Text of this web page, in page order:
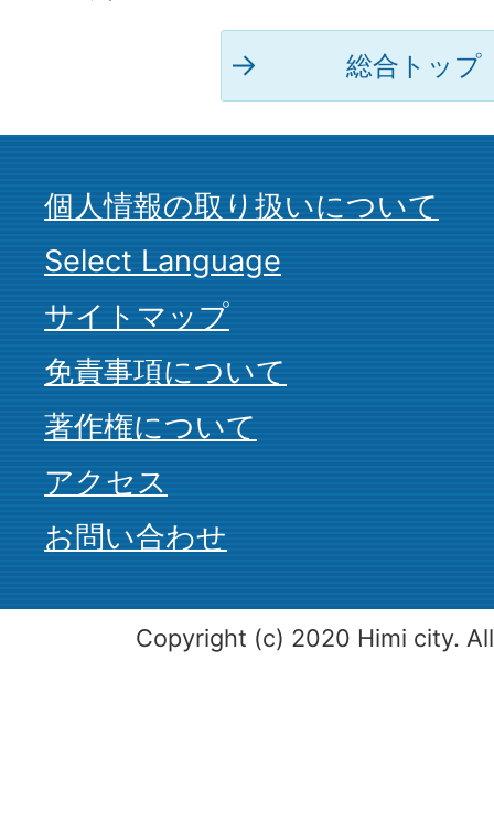
総合トップ
個人情報の取り扱いについて
Select Language
サイトマップ
免責事項について
著作権について
アクセス
お問い合わせ
Copyright (c) 2020 Himi city.